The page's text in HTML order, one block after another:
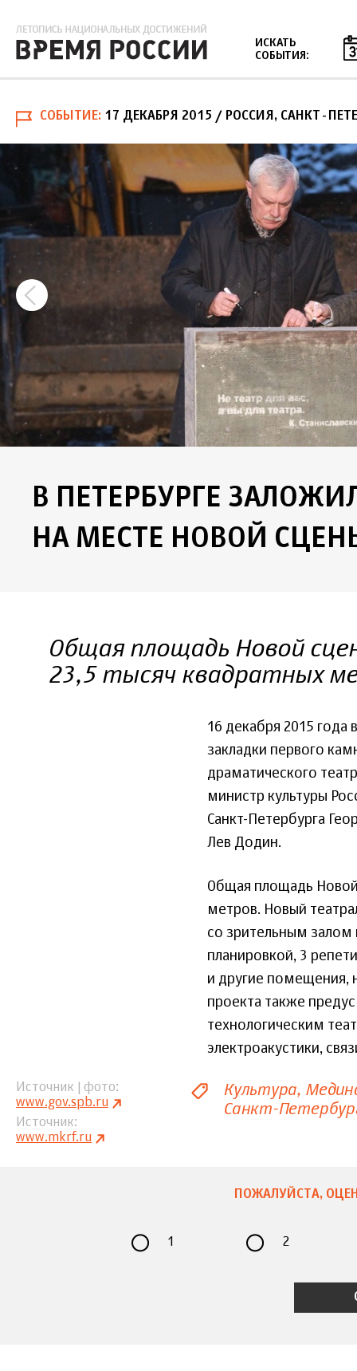
ИСКАТЬ
СОБЫТИЯ:
СОБЫТИЕ 17 ДЕКАБРЯ 2015 / РОССИЯ, САНКТ-
В ПЕТЕРБУРГЕ
НА МЕСТЕ НОВОЙ
Общая площадь Новой
23,5 тысяч квадратных
16 декабря 2015 года
закладки первого
драматического
министр культуры
Санкт-Петербурга
Лев Додин.
Общая площадь Новой
метров. Новый
со зрительным залом
планировкой, 3
и другие помещения,
проекта также
технологическим
электроакустики,
Источник | фото
www.gov.spb.ru
Источник
www.mkrf.ru
Культура
Санкт-
ПОЖАЛУЙСТА,
1 2